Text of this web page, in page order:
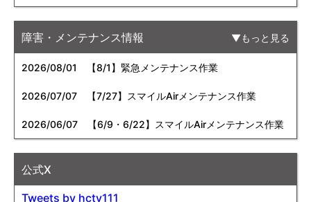
障害・メンテナンス情報 もっと見る
2026/08/01 【8/1】緊急メンテナンス作業
2026/07/07 【7/27】スマイルAirメンテナンス作業
2026/06/07 【6/9・6/22】スマイルAirメンテナンス作業
公式X
Tweets by hctv111